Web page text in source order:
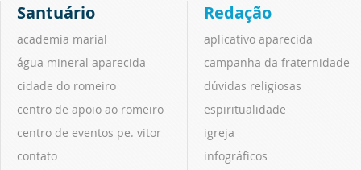
Santuário
academia marial
água mineral aparecida
cidade do romeiro
centro de apoio ao romeiro
centro de eventos pe. vitor
contato
Redação
aplicativo aparecida
campanha da fraternidade
dúvidas religiosas
espiritualidade
igreja
infográficos